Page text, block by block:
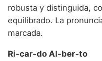
robusta y distinguida,
equilibrado. La
marcada.
Ri-car-do Al-ber-to